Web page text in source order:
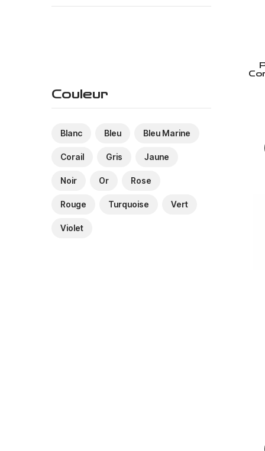
Couleur
Blanc Bleu Bleu Marine
Corail Gris Jaune
Noir Or Rose
Rouge Turquoise Vert
Violet